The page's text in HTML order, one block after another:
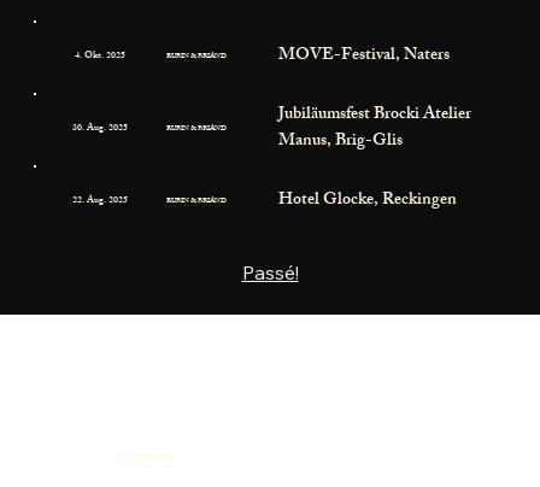
4. Okt. 2025 RUBIN & BRIAND MOVE-Festival, Naters
30. Aug. 2025 RUBIN & BRIAND
Jubiläumsfest Brocki Atelier
Manus, Brig-Glis
22. Aug. 2025 RUBIN & BRIAND Hotel Glocke, Reckingen
Passé!
Foto Weina Venetz